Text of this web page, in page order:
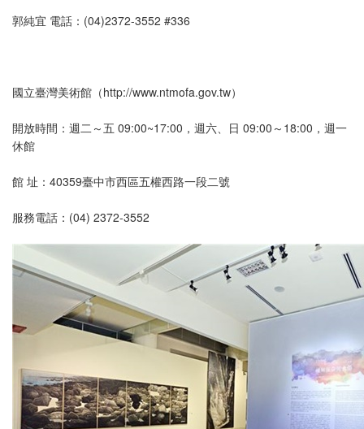
郭純宜 電話：(04)2372-3552 #336
國立臺灣美術館（http://www.ntmofa.gov.tw）
開放時間：週二～五 09:00~17:00，週六、日 09:00～18:00，週一
休館
館 址：40359臺中市西區五權西路一段二號
服務電話：(04) 2372-3552